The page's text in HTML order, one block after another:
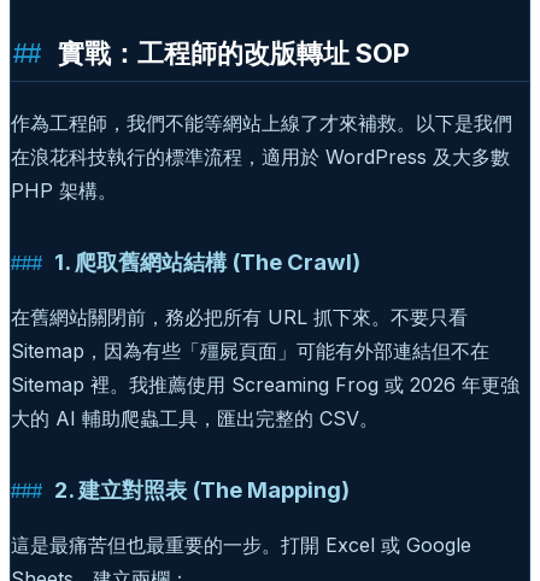
實戰：工程師的改版轉址 SOP
作為工程師，我們不能等網站上線了才來補救。以下是我們
在浪花科技執行的標準流程，適用於 WordPress 及大多數
PHP 架構。
1. 爬取舊網站結構 (The Crawl)
在舊網站關閉前，務必把所有 URL 抓下來。不要只看
Sitemap，因為有些「殭屍頁面」可能有外部連結但不在
Sitemap 裡。我推薦使用 Screaming Frog 或 2026 年更強
大的 AI 輔助爬蟲工具，匯出完整的 CSV。
2. 建立對照表 (The Mapping)
這是最痛苦但也最重要的一步。打開 Excel 或 Google